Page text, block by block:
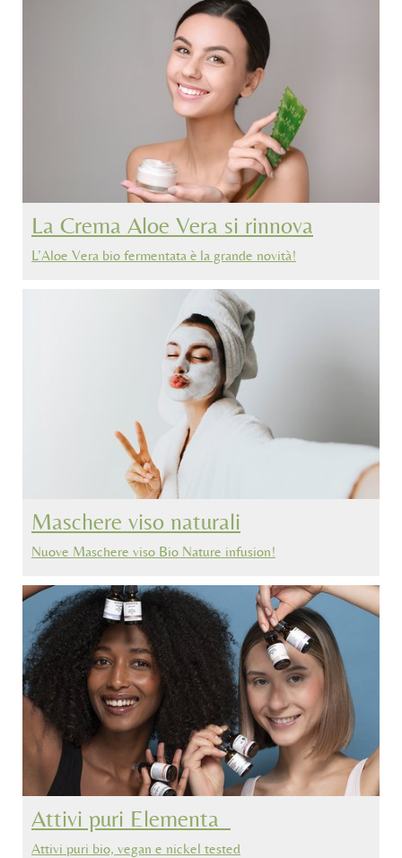
La Crema Aloe Vera si rinnova
L’Aloe Vera bio fermentata è la grande novità!
Maschere viso naturali
Nuove Maschere viso Bio Nature infusion!
Attivi puri Elementa_
Attivi puri bio, vegan e nickel tested